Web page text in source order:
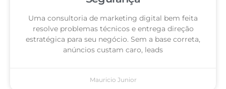
Uma consultoria de marketing digital bem feita
resolve problemas técnicos e entrega direção
estratégica para seu negócio. Sem a base correta,
anúncios custam caro, leads
Mauricio Junior